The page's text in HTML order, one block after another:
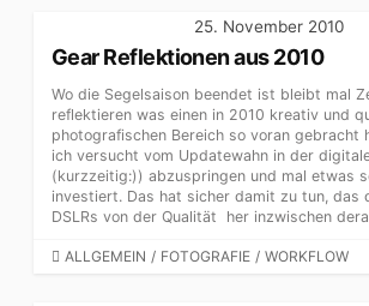
25. November 2010
Gear Reflektionen aus 2010
Wo die Segelsaison beendet ist bleibt mal
reflektieren was einen in 2010 kreativ und
photografischen Bereich so voran gebracht
ich versucht vom Updatewahn in der
(kurzzeitig:)) abzuspringen und mal etwas
investiert. Das hat sicher damit zu tun, das
DSLRs von der Qualität her inzwischen
CATEGORIES
ALLGEMEIN / FOTOGRAFIE / WORKFLOW